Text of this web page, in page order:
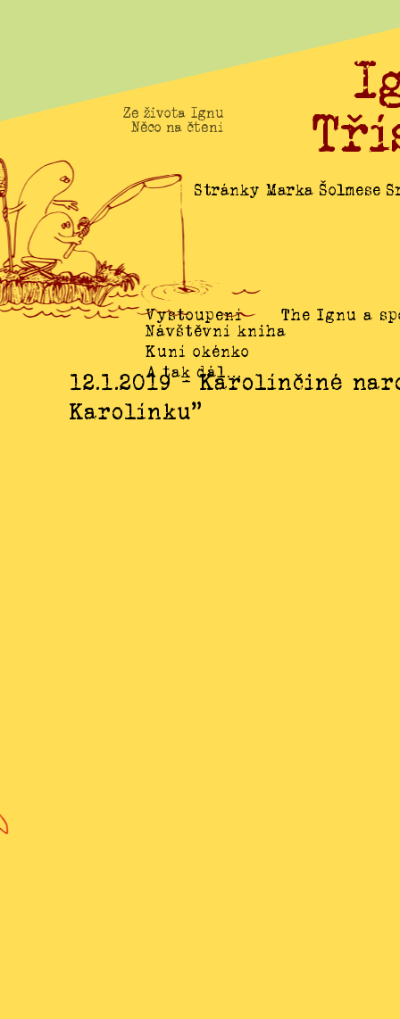
Ze života Ignu
Něco na čtení
Stránky Marka
Vystoupení
The Ignu a
Návštěvní kniha
Kuní okénko
A tak dál…
12.1.2019 - Karolínčiné
Karolínku"